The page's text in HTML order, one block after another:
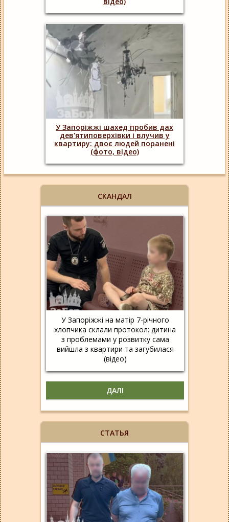
СКАНДАЛ
У Запоріжжі на матір 7-річного
хлопчика склали протокол: дитина
з проблемами у розвитку сама
вийшла з квартири та загубилася
(відео)
ДАЛІ
СТАТЬЯ
У Запоріжжі шахед пробив дах
дев'ятиповерхівки і влучив у
квартиру: двоє людей поранені
(фото, відео)